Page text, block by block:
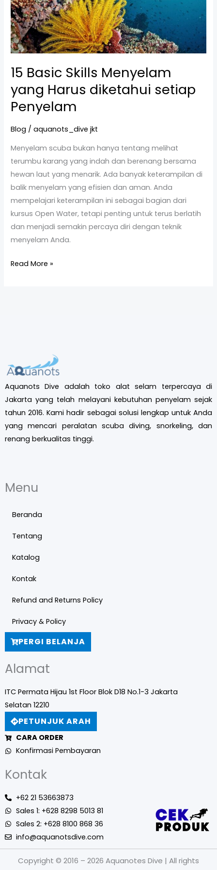
15 Basic Skills Menyelam
yang Harus diketahui setiap
Penyelam
Blog /aquanots_dive jkt
Menyelam scuba bukan hanya tentang melihat
terumbu karang yang indah dan berenang bersama
hewan laut yang menarik. Ada banyak keterampilan di
balik menyelam yang efisien dan aman. Anda
mempelajari keterampilan ini sebagai bagian dari
kursus Open Water, tetapi penting untuk terus berlatih
dan menjadi semakin percaya diri dengan teknik
menyelam Anda.
diketahui
setiap
Penyelam
Read More »
Aquanots Dive adalah toko alat selam terpercaya di
Jakarta yang telah melayani kebutuhan penyelam sejak
tahun 2016. Kami hadir sebagai solusi lengkap untuk Anda
yang mencari peralatan scuba diving, snorkeling, dan
renang berkualitas tinggi.
Menu
Beranda
Tentang
Katalog
Kontak
Refund and Returns Policy
Privacy & Policy
PERGI BELANJA
Alamat
ITC Permata Hijau 1st Floor Blok D18 No.1-3 Jakarta
Selatan 12210
PETUNJUK ARAH
CARA ORDER
Konfirmasi Pembayaran
Kontak
+62 21 53663873
Sales 1: +628 8298 5013 81
Sales 2: +628 8100 868 36
info@aquanotsdive.com
Copyright © 2016 – 2026 Aquanotes Dive | All rights